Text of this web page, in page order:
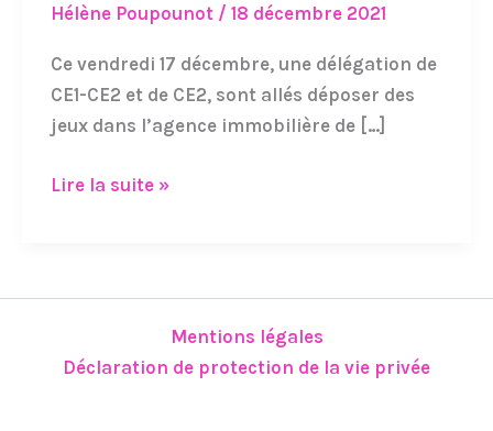
Hélène Poupounot / 18 décembre 2021
Ce vendredi 17 décembre, une délégation de
CE1-CE2 et de CE2, sont allés déposer des
jeux dans l’agence immobilière de […]
:
Dons
de
jeux
l’UNICEF
Lire la suite »
Mentions légales
Déclaration de protection de la vie privée